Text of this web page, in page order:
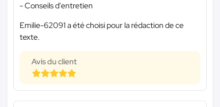
- Conseils d'entretien
Emilie-62091 a été choisi pour la rédaction de ce
texte.
Avis du client